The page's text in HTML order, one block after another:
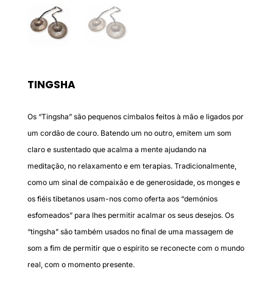
TINGSHA
Os “Tingsha” são pequenos címbalos feitos à mão e ligados por
um cordão de couro. Batendo um no outro, emitem um som
claro e sustentado que acalma a mente ajudando na
meditação, no relaxamento e em terapias. Tradicionalmente,
como um sinal de compaixão e de generosidade, os monges e
os fiéis tibetanos usam-nos como oferta aos “demónios
esfomeados” para lhes permitir acalmar os seus desejos. Os
“tingsha” são também usados no final de uma massagem de
som a fim de permitir que o espírito se reconecte com o mundo
real, com o momento presente.